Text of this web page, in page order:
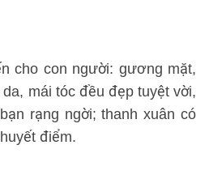
cho con người: gương mặt,
mái tóc đều đẹp tuyệt vời,
rạng ngời; thanh xuân có
điểm.